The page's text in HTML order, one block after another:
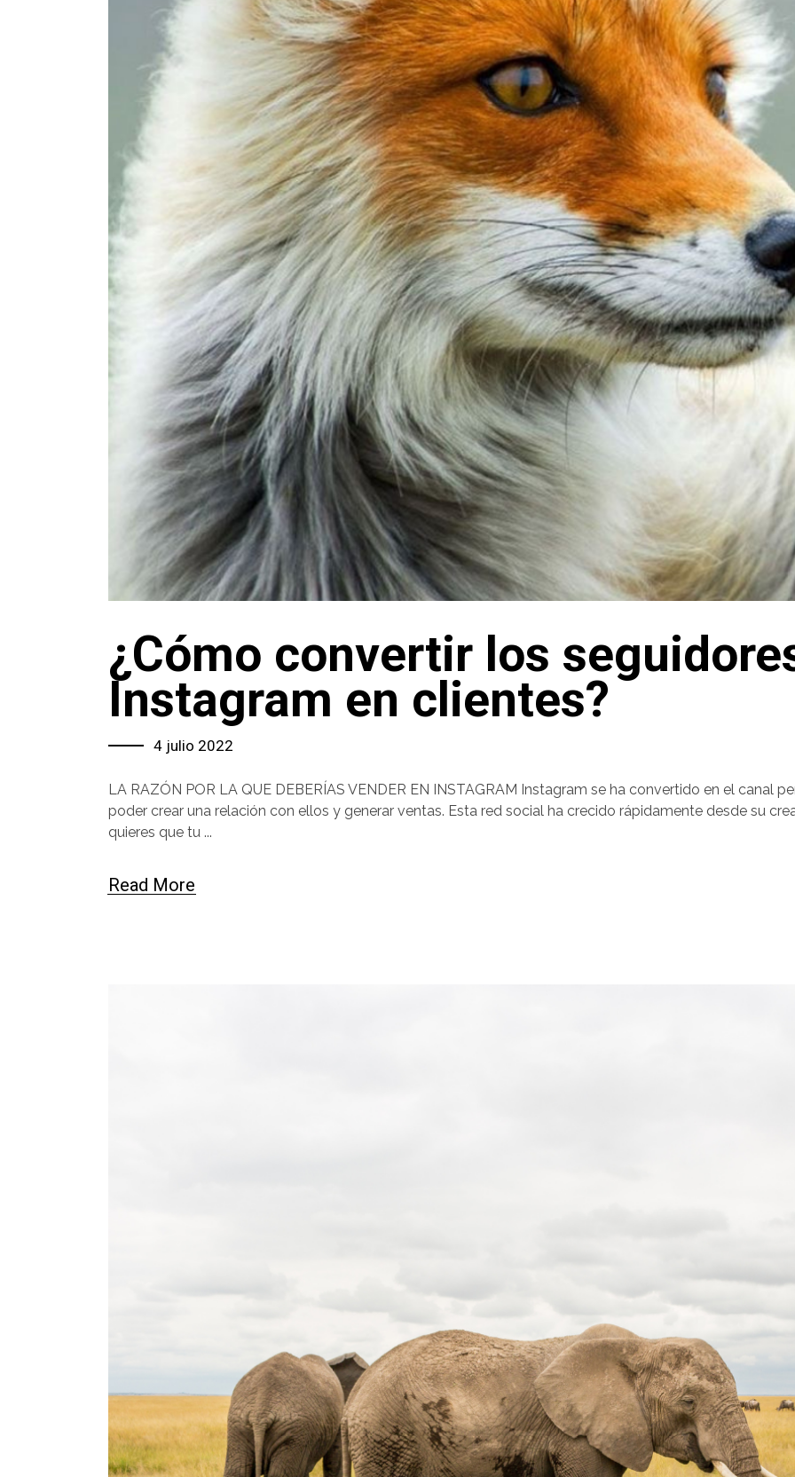
¿Cómo convertir los
Instagram en clientes?
4 julio 2022
LA RAZÓN POR LA QUE DEBERÍAS VENDER EN INSTAGRAM Instagram se ha convertido en el canal
poder crear una relación con ellos y generar ventas. Esta red social ha crecido rápidamente desde su
quieres que tu
Read More